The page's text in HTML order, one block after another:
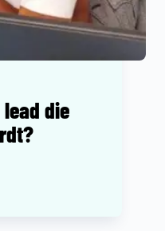
die